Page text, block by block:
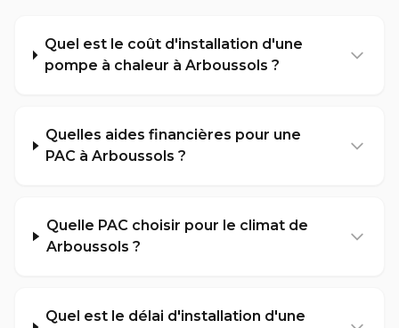
Quel est le coût d'installation d'une
pompe à chaleur à Arboussols ?
Quelles aides financières pour une
PAC à Arboussols ?
Quelle PAC choisir pour le climat de
Arboussols ?
Quel est le délai d'installation d'une